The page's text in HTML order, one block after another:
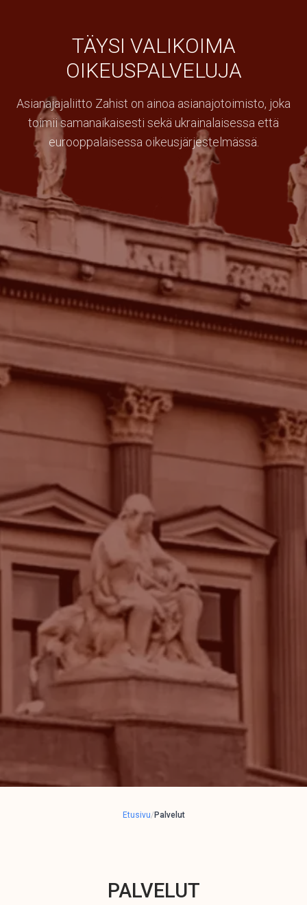
TÄYSI VALIKOIMA
OIKEUSPALVELUJA
Asianajajaliitto Zahist on ainoa asianajotoimisto, joka
toimii samanaikaisesti sekä ukrainalaisessa että
eurooppalaisessa oikeusjärjestelmässä.
Etusivu/Palvelut
PALVELUT